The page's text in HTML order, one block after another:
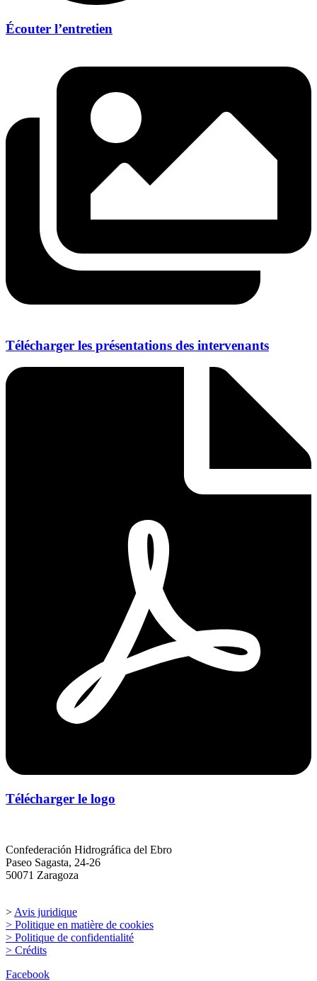
Écouter l’entretien
Télécharger les présentations des intervenants
Télécharger le logo
Confederación Hidrográfica del Ebro
Paseo Sagasta, 24-26
50071 Zaragoza
> Avis juridique
> Politique en matière de cookies
> Politique de confidentialité
> Crédits
Facebook